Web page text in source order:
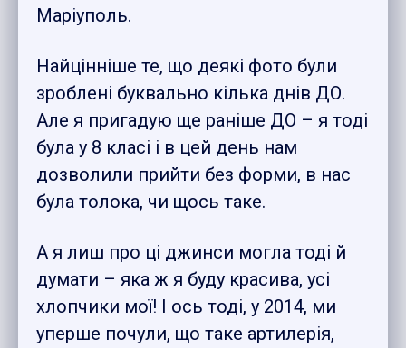
Маріуполь.
Найцінніше те, що деякі фото були
зроблені буквально кілька днів ДО.
Але я пригадую ще раніше ДО – я тоді
була у 8 класі і в цей день нам
дозволили прийти без форми, в нас
була толока, чи щось таке.
А я лиш про ці джинси могла тоді й
думати – яка ж я буду красива, усі
хлопчики мої! І ось тоді, у 2014, ми
уперше почули, що таке артилерія,